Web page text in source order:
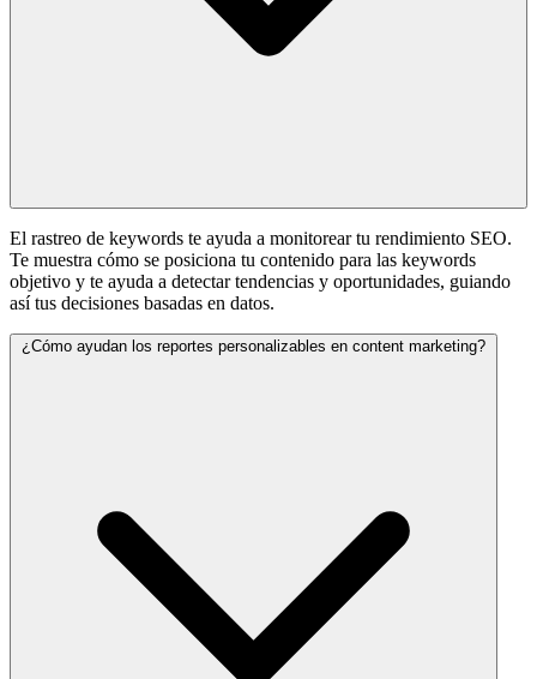
El rastreo de keywords te ayuda a monitorear tu rendimiento SEO.
Te muestra cómo se posiciona tu contenido para las keywords
objetivo y te ayuda a detectar tendencias y oportunidades, guiando
así tus decisiones basadas en datos.
¿Cómo ayudan los reportes personalizables en content marketing?